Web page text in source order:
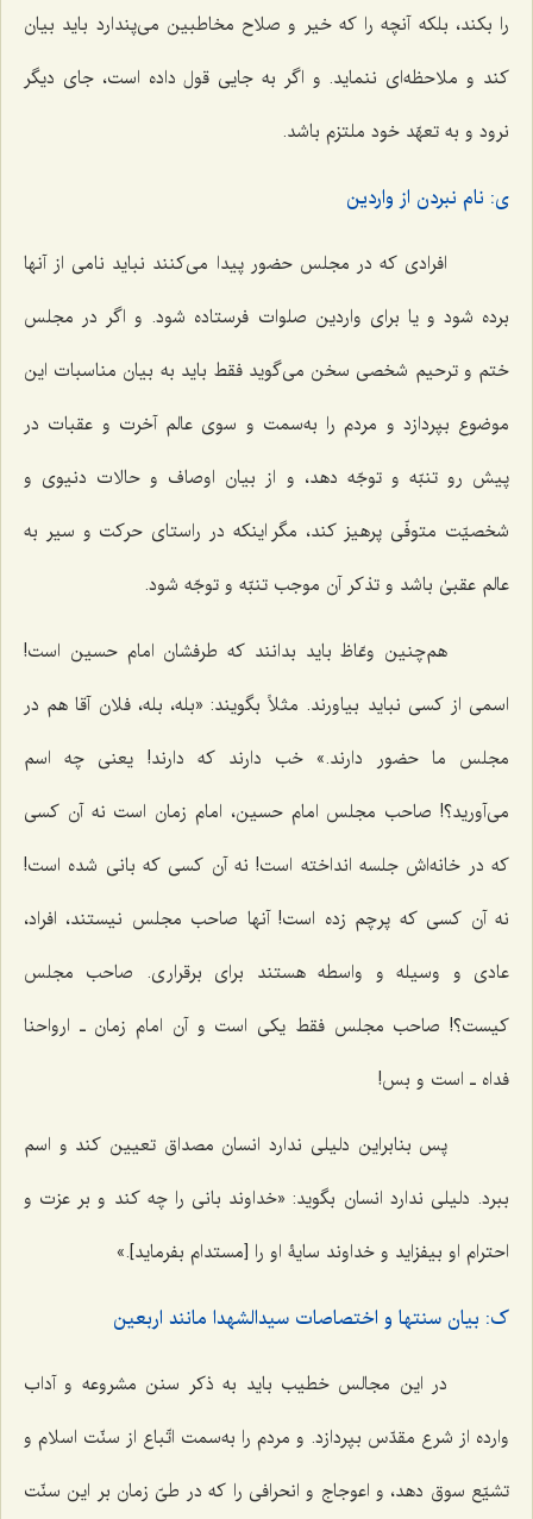
را بکند، بلکه آنچه را که خیر و صلاح مخاطبین می‌پندارد باید بیان
کند و ملاحظه‌ای ننماید. و اگر به جایی قول داده است، جای دیگر
نرود و به تعهّد خود ملتزم باشد.
ی: نام نبردن از واردین
افرادی که در مجلس حضور پیدا می‌کنند نباید نامی از آنها
برده شود و یا برای واردین صلوات فرستاده شود. و اگر در مجلس
ختم و ترحیم شخصی سخن می‌گوید فقط باید به بیان مناسبات این
موضوع بپردازد و مردم را به‌سمت و سوی عالم آخرت و عقبات در
پیش رو تنبّه و توجّه دهد، و از بیان اوصاف و حالات دنیوی و
شخصیّت متوفّی پرهیز کند، مگر اینکه در راستای حرکت و سیر به
عالم عقبیٰ باشد و تذکر آن موجب تنبّه و توجّه شود.
هم‌چنین وعّاظ باید بدانند که طرفشان امام حسین است!
اسمی از کسی نباید بیاورند. مثلاً بگویند: «بله، بله، فلان آقا هم در
مجلس ما حضور دارند.» خب دارند که دارند! یعنی چه اسم
می‌آورید؟! صاحب مجلس امام حسین، امام زمان است نه آن کسی
که در خانه‌اش جلسه انداخته است! نه آن کسی که بانی شده است!
نه آن کسی که پرچم زده است! آنها صاحب مجلس نیستند، افراد،
عادی و وسیله و واسطه هستند برای برقراری. صاحب مجلس
کیست؟! صاحب مجلس فقط یکی است و آن امام زمان ـ ارواحنا
فداه ـ است و بس!
پس بنابراین دلیلی ندارد انسان مصداق تعیین کند و اسم
ببرد. دلیلی ندارد انسان بگوید: «خداوند بانی را چه کند و بر عزت و
احترام او بیفزاید و خداوند سایۀ او را [مستدام بفرماید].»
ک: بیان سنتها و اختصاصات سیدالشهدا مانند اربعین
در این مجالس خطیب باید به ذکر سنن مشروعه و آداب
وارده از شرع مقدّس بپردازد. و مردم را به‌سمت اتّباع از سنّت اسلام و
تشیّع سوق دهد، و اعوجاج و انحرافی را که در طیّ زمان بر این سنّت